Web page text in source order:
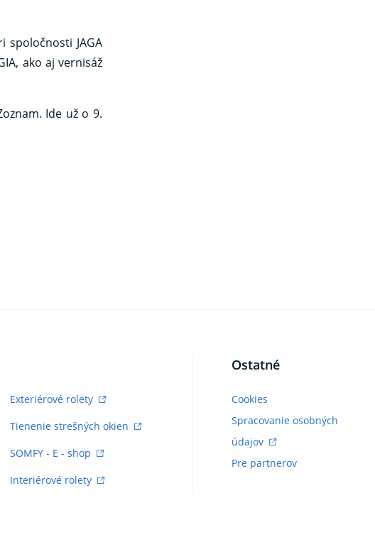
spoločnosti JAGA
ako aj vernisáž
Ide už o 9.
Exteriérové rolety
Tienenie strešných okien
SOMFY - E - shop
Interiérové rolety
Ostatné
Cookies
Spracovanie osobných
údajov
Pre partnerov